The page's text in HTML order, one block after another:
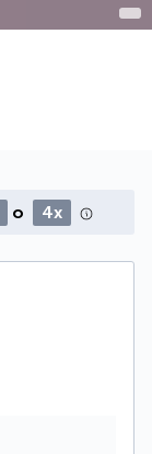
o 4x